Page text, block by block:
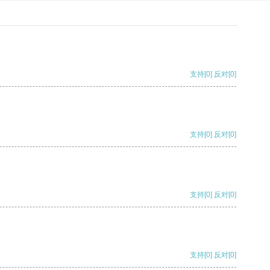
支持[0] 反对[0]
支持[0] 反对[0]
支持[0] 反对[0]
支持[0] 反对[0]